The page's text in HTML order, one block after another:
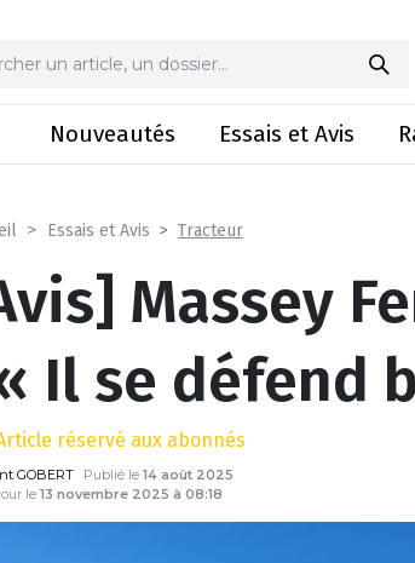
Nouveautés Essais et Avis
[Avis] Massey Ferguson
Essais et Avis Tracteur
Massey
Il se défend
réservé aux abonnés
GOBERT Publié le 14 août 2025
le 13 novembre 2025 à 08:18